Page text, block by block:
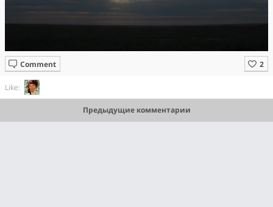
Comment
Like:
Предыдущие комментарии